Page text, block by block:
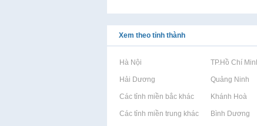
Xem theo tỉnh thành
Rao vặt tại Hà Nội Rao vặt tại TP.Hồ Chí
Rao vặt tại Hải Dương Rao vặt tại Quảng Ninh
Rao vặt tại Các tỉnh miền bắc khácRao vặt tại Khánh Hoà
Rao vặt tại Các tỉnh miền trung khácRao vặt tại Bình Dương